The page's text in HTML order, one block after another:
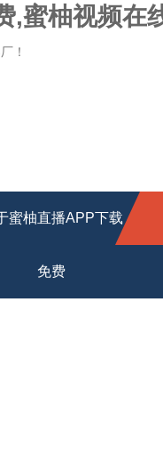
,蜜柚视频在
！
蜜柚直播APP下载
免费